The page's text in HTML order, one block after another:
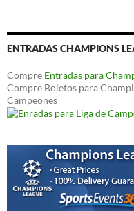
ENTRADAS CHAMPIONS
Compre Entradas para
Compre Boletos para
Campeones